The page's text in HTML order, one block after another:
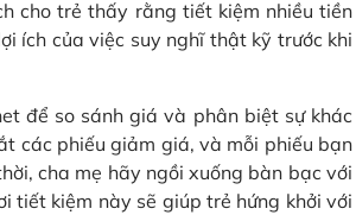
cho trẻ thấy rằng tiết kiệm nhiều tiền
ích của việc suy nghĩ thật kỹ trước khi
để so sánh giá và phân biệt sự khác
các phiếu giảm giá, và mỗi phiếu bạn
cha mẹ hãy ngồi xuống bàn bạc với
tiết kiệm này sẽ giúp trẻ hứng khởi với